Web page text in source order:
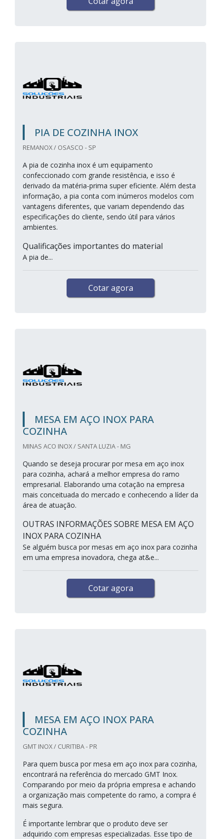
PIA DE COZINHA INOX
REMANOX / OSASCO - SP
A pia de cozinha inox é um equipamento
confeccionado com grande resistência, e isso é
derivado da matéria-prima super eficiente. Além desta
informação, a pia conta com inúmeros modelos com
vantagens diferentes, que variam dependendo das
especificações do cliente, sendo útil para vários
ambientes.
Qualificações importantes do material
A pia de...
Cotar agora
MESA EM AÇO INOX PARA
COZINHA
MINAS ACO INOX / SANTA LUZIA - MG
Quando se deseja procurar por mesa em aço inox
para cozinha, achará a melhor empresa do ramo
empresarial. Elaborando uma cotação na empresa
mais conceituada do mercado e conhecendo a líder da
área de atuação.
OUTRAS INFORMAÇÕES SOBRE MESA EM AÇO
INOX PARA COZINHA
Se alguém busca por mesas em aço inox para cozinha
em uma empresa inovadora, chega at&e...
Cotar agora
MESA EM AÇO INOX PARA
COZINHA
GMT INOX / CURITIBA - PR
Para quem busca por mesa em aço inox para cozinha,
encontrará na referência do mercado GMT Inox.
Comparando por meio da própria empresa e achando
a organização mais competente do ramo, a compra é
mais segura.
É importante lembrar que o produto deve ser
adquirido com empresas especializadas. Esse tipo de